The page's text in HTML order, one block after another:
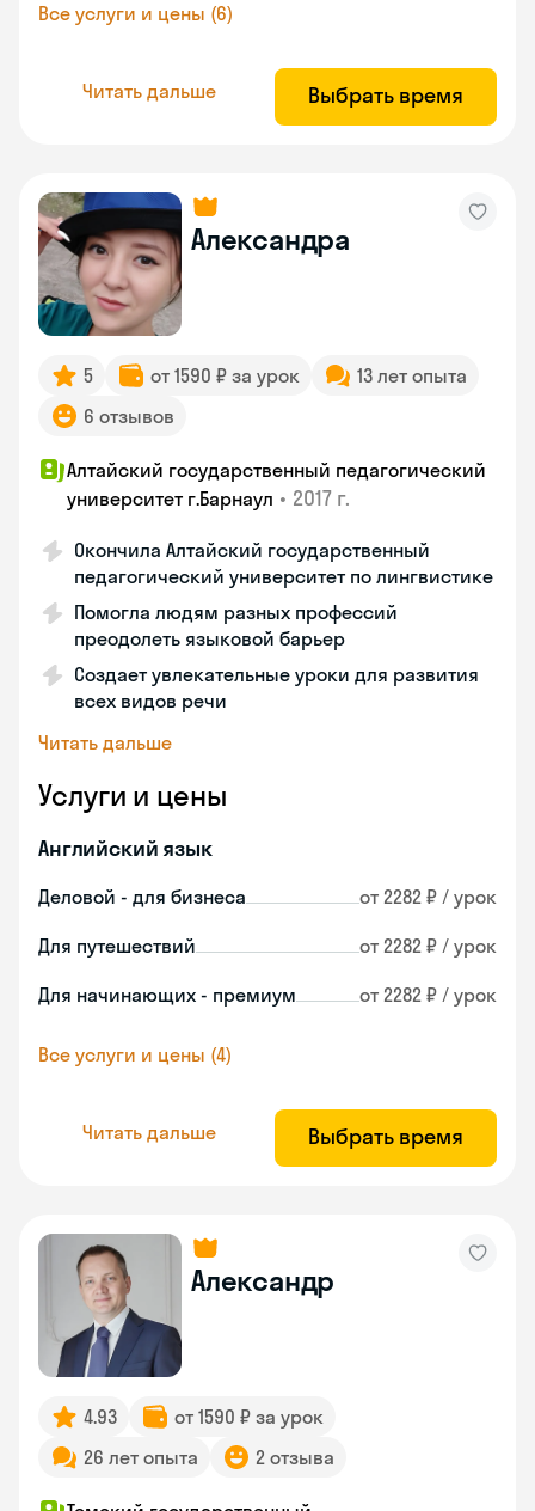
Все услуги и цены (6)
Читать дальше Выбрать время
Александра
5 от 1590 ₽ за урок
13 лет опыта
6 отзывов
Алтайский государственный педагогический
университет г.Барнаул • 2017 г.
Окончила Алтайский государственный
педагогический университет по лингвистике
Помогла людям разных профессий
преодолеть языковой барьер
Создает увлекательные уроки для развития
всех видов речи
Читать дальше
Услуги и цены
Английский язык
Деловой - для бизнеса от 2282 ₽ / урок
Для путешествий от 2282 ₽ / урок
Для начинающих - премиум от 2282 ₽ / урок
Все услуги и цены (4)
Читать дальше Выбрать время
Александр
4.93
от 1590 ₽ за урок
26 лет опыта
2 отзыва